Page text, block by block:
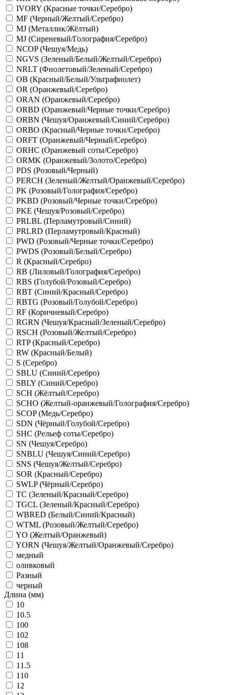
IVORY (Красные точки/Серебро)
MF (Черный/Желтый/Серебро)
MJ (Металлик/Жёлтый)
MJ (Сиреневый/Голография/Серебро)
NCOP (Чешуя/Медь)
NGVS (Зеленый/Белый/Желтый/Серебро)
NRLT (Фиолетовый/Зеленый/Серебро)
OB (Красный/Белый/Ультрафиолет)
OR (Оранжевый/Серебро)
ORAN (Оранжевый/Серебро)
ORBD (Оранжевый/Черные точки/Серебро)
ORBN (Чешуя/Оранжевый/Синий/Серебро)
ORBO (Красный/Черные точки/Серебро)
ORFT (Оранжевый/Черный/Серебро)
ORHC (Оранжевый соты/Серебро)
ORMK (Оранжевый/Золото/Серебро)
PDS (Розовый/Черный)
PERCH (Зеленый/Желтый/Оранжевый/Серебро)
PK (Розовый/Голография/Серебро)
PKBD (Розовый/Черные точки/Серебро)
PKE (Чешуя/Розовый/Серебро)
PRLBL (Перламутровый/Синий)
PRLRD (Перламутровый/Красный)
PWD (Розовый/Черные точки/Серебро)
PWDS (Розовый/Белый/Серебро)
R (Красный/Серебро)
RB (Лиловый/Голография/Серебро)
RBS (Голубой/Розовый/Серебро)
RBT (Синий/Красный/Серебро)
RBTG (Розовый/Голубой/Серебро)
RF (Коричневый/Серебро)
RGRN (Чешуя/Красный/Зеленый/Серебро)
RSCH (Розовый/Желтый/Серебро)
RTP (Красный/Серебро)
RW (Красный/Белый)
S (Серебро)
SBLU (Синий/Серебро)
SBLY (Синий/Серебро)
SCH (Жёлтый/Серебро)
SCHO (Желтый-оранжевый/Голография/Серебро)
SCOP (Медь/Серебро)
SDN (Чёрный/Голубой/Серебро)
SHC (Рельеф соты/Серебро)
SN (Чешуя/Серебро)
SNBLU (Чешуя/Синий/Серебро)
SNS (Чешуя/Желтый/Серебро)
SOR (Красный/Серебро)
SWLP (Чёрный/Серебро)
TC (Зеленый/Красный/Серебро)
TGCL (Зеленый/Красный/Серебро)
WBRED (Белый/Синий/Красный)
WTML (Розовый/Желтый/Серебро)
YO (Желтый/Оранжевый)
YORN (Чешуя/Желтый/Оранжевый/Серебро)
медный
оливковый
Разный
черный
Длина (мм)
10
10.5
100
102
108
11
11.5
110
12